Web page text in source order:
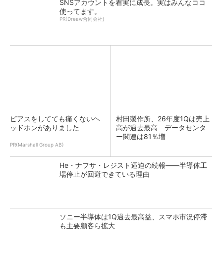
SNSアカウントを着実に成長。実はみんなココ
使ってます。
PR(Dreaw合同会社)
ピアスをしてても痛くないヘ
ッドホンがありました
PR(Marshall Group AB)
村田製作所、26年度1Qは売上
高が過去最高 データセンタ
ー関連は81％増
He・ナフサ・レジスト逼迫の続報――半導体工
場停止が回避できている理由
ソニー半導体は1Q過去最高益、スマホ市況停滞
も主要顧客ら拡大